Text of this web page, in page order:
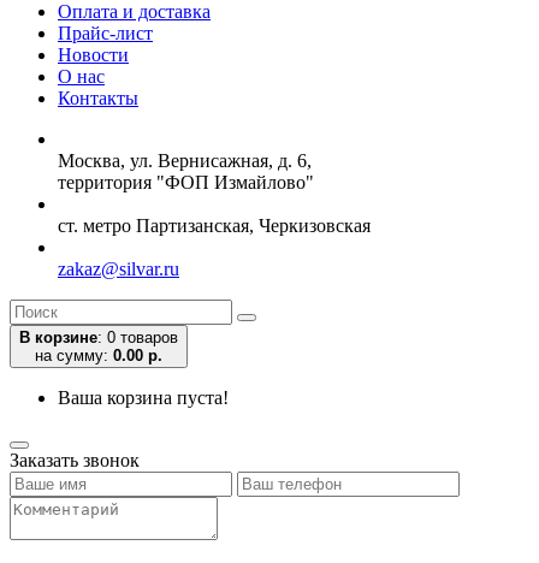
Оплата и доставка
Прайс-лист
Новости
О нас
Контакты
Москва, ул. Вернисажная, д. 6,
территория "ФОП Измайлово"
ст. метро Партизанская, Черкизовская
zakaz@silvar.ru
В корзине: 0 товаров
на сумму: 0.00 р.
Ваша корзина пуста!
Заказать звонок